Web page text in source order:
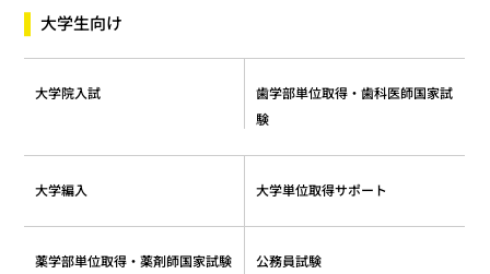
大学生向け
大学院入試 歯学部単位取得・歯科医師国家試
験
大学編入 大学単位取得サポート
薬学部単位取得・薬剤師国家試験 公務員試験